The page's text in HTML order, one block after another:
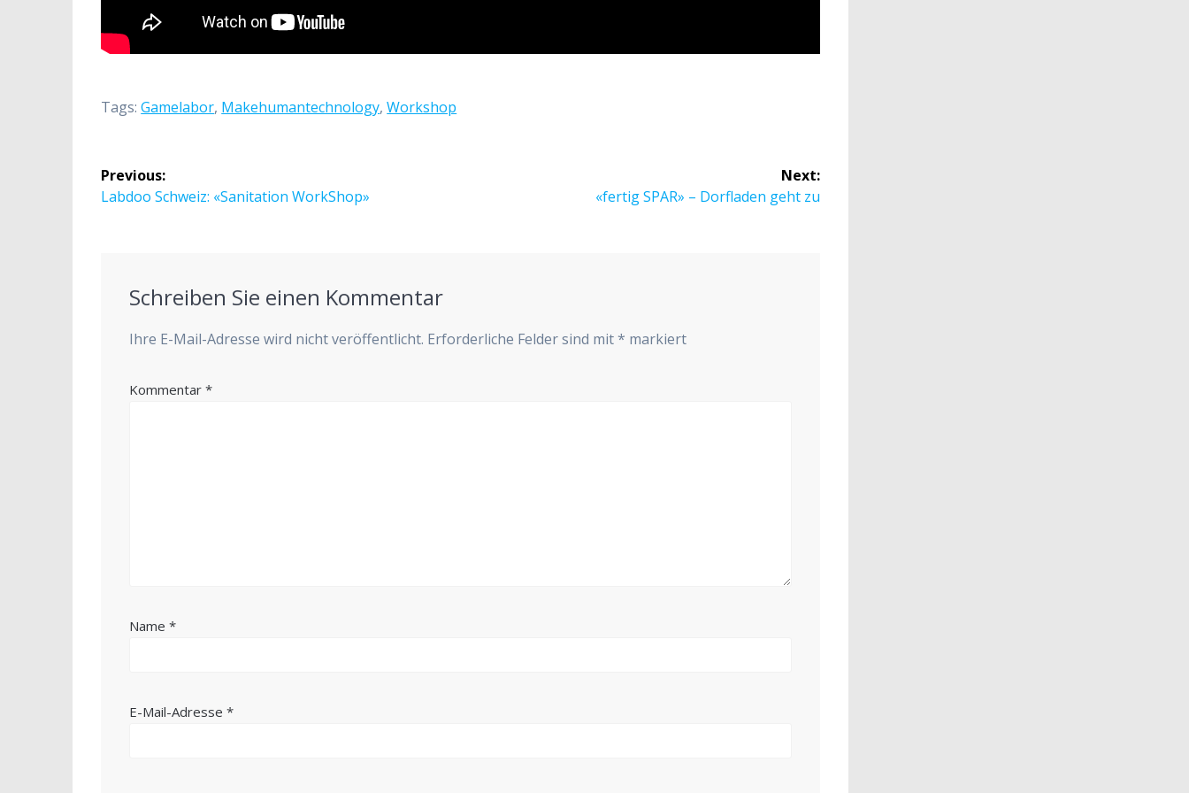
Tags:Gamelabor, Makehumantechnology,Workshop
Beitragsnavigation
Previous:
Previous
Labdoo Schweiz: «Sanitation WorkShop»
Next:
Next
«fertig SPAR» – Dorfladen geht zu
Schreiben Sie einen Kommentar
Ihre E-Mail-Adresse wird nicht veröffentlicht. Erforderliche Felder sind mit* markiert
Kommentar*
Name*
E-Mail-Adresse*